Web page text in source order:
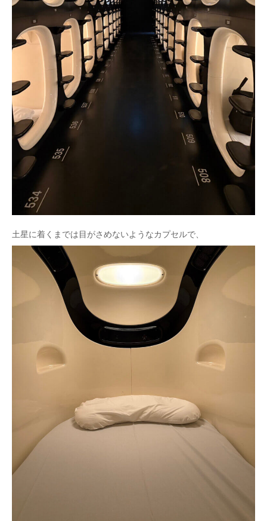
土星に着くまでは目がさめないようなカプセルで、